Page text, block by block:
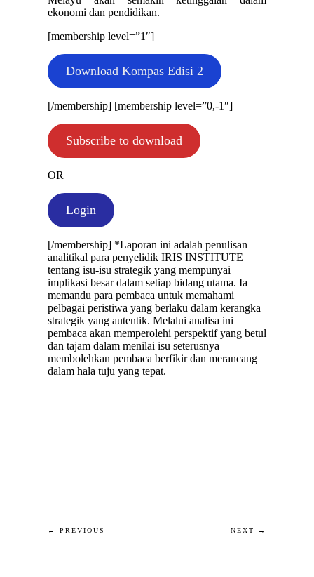
ekonomi dan pendidikan.
[membership level=”1″]
Download Kompas Edisi 2
[/membership] [membership level=”0,-1″]
Subscribe to download
OR
Login
[/membership] *Laporan ini adalah penulisan
analitikal para penyelidik IRIS INSTITUTE
tentang isu-isu strategik yang mempunyai
implikasi besar dalam setiap bidang utama. Ia
memandu para pembaca untuk memahami
pelbagai peristiwa yang berlaku dalam kerangka
strategik yang autentik. Melalui analisa ini
pembaca akan memperolehi perspektif yang betul
dan tajam dalam menilai isu seterusnya
membolehkan pembaca berfikir dan merancang
dalam hala tuju yang tepat.
← PREVIOUS NEXT →